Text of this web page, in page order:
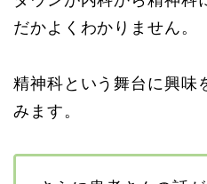
だかよくわかりません。
精神科という舞台に興味
みます。